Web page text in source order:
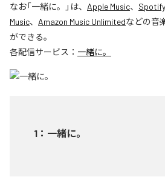
なお「一緒に。 」は、 Apple Music、 Spotify
Music、 Amazon Music Unlimitedなどの音
ができる。
各配信サービス： 一緒に。
1 ： 一緒に。